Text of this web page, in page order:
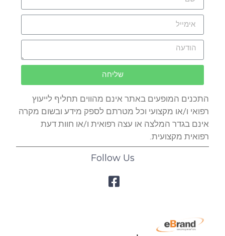
שליחה
התכנים המופעים באתר אינם מהווים תחליף לייעוץ
רפואי ו/או מקצועי וכל מטרתם לספק מידע ובשום מקרה
אינם בגדר המלצה או עצה רפואית ו/או חוות דעת
רפואית מקצועית.
Follow Us